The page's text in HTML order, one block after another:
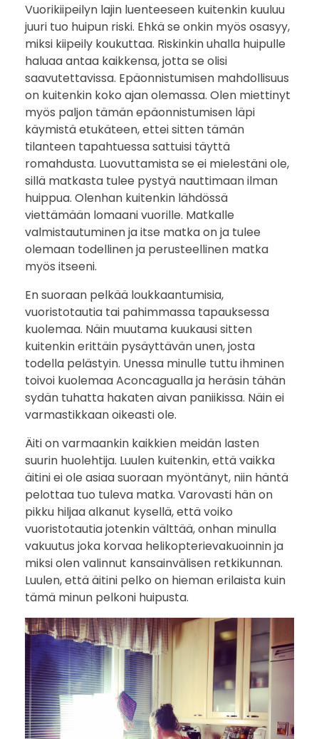
n
c
a
g
u
a
s
t
a
Vuorikiipeilyn lajin luenteeseen kuitenkin kuuluu
juuri tuo huipun riski. Ehkä se onkin myös osasyy,
miksi kiipeily koukuttaa. Riskinkin uhalla huipulle
haluaa antaa kaikkensa, jotta se olisi
saavutettavissa. Epäonnistumisen mahdollisuus
on kuitenkin koko ajan olemassa. Olen miettinyt
myös paljon tämän epäonnistumisen läpi
käymistä etukäteen, ettei sitten tämän
tilanteen tapahtuessa sattuisi täyttä
romahdusta. Luovuttamista se ei mielestäni ole,
sillä matkasta tulee pystyä nauttimaan ilman
huippua. Olenhan kuitenkin lähdössä
viettämään lomaani vuorille. Matkalle
valmistautuminen ja itse matka on ja tulee
olemaan todellinen ja perusteellinen matka
myös itseeni.
En suoraan pelkää loukkaantumisia,
vuoristotautia tai pahimmassa tapauksessa
kuolemaa. Näin muutama kuukausi sitten
kuitenkin erittäin pysäyttävän unen, josta
todella pelästyin. Unessa minulle tuttu ihminen
toivoi kuolemaa Aconcagualla ja heräsin tähän
sydän tuhatta hakaten aivan paniikissa. Näin ei
varmastikkaan oikeasti ole.
Äiti on varmaankin kaikkien meidän lasten
suurin huolehtija. Luulen kuitenkin, että vaikka
äitini ei ole asiaa suoraan myöntänyt, niin häntä
pelottaa tuo tuleva matka. Varovasti hän on
pikku hiljaa alkanut kysellä, että voiko
vuoristotautia jotenkin välttää, onhan minulla
vakuutus joka korvaa helikopterievakuoinnin ja
miksi olen valinnut kansainvälisen retkikunnan.
Luulen, että äitini pelko on hieman erilaista kuin
tämä minun pelkoni huipusta.